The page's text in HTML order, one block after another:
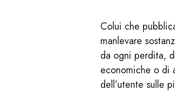
Colui che
manlevare
da ogni perdita,
economiche o di
dell’utente sulle